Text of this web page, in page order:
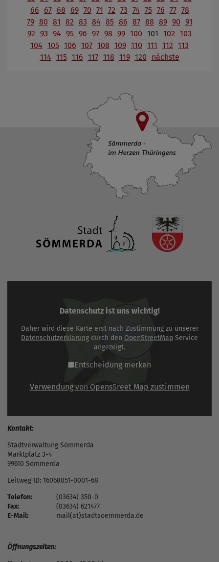
66
67 68 69 70 71 72 73 74 75 76 77 78
79 80 81 82 83 84 85 86 87 88 89 90 91
92 93 94 95 96 97 98 99 100 101 102 103
104 105 106 107 108 109 110 111 112 113
114 115 116 117 118 119 120 nächste
Datenschutz ist uns wichtig!
Daher wird diese Karte erst nach Zustimmung zu unserer
Datenschutzerklärung durch den OpenStreetMap Service
angezeigt.
Entscheidung merken
Verwendung von OpensSreet Map zustimmen
Kontakt:
Stadtverwaltung Sömmerda
Marktplatz 3-4
99610 Sömmerda
Leitweg ID: 16068051-0001-68
Telefon:
(03634) 350-0
Fax:
(03634) 621477
E-Mail:
mail(at)stadtsoemmerda.de
Öffnungszeiten: